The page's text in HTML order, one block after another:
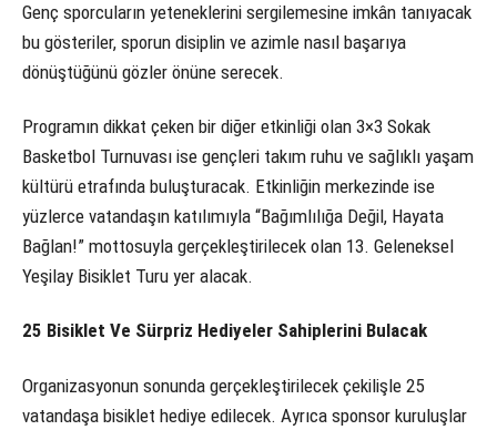
Genç sporcuların yeteneklerini sergilemesine imkân tanıyacak
bu gösteriler, sporun disiplin ve azimle nasıl başarıya
dönüştüğünü gözler önüne serecek.
Programın dikkat çeken bir diğer etkinliği olan 3×3 Sokak
Basketbol Turnuvası ise gençleri takım ruhu ve sağlıklı yaşam
kültürü etrafında buluşturacak. Etkinliğin merkezinde ise
yüzlerce vatandaşın katılımıyla “Bağımlılığa Değil, Hayata
Bağlan!” mottosuyla gerçekleştirilecek olan 13. Geleneksel
Yeşilay Bisiklet Turu yer alacak.
25 Bisiklet Ve Sürpriz Hediyeler Sahiplerini Bulacak
Organizasyonun sonunda gerçekleştirilecek çekilişle 25
vatandaşa bisiklet hediye edilecek. Ayrıca sponsor kuruluşlar